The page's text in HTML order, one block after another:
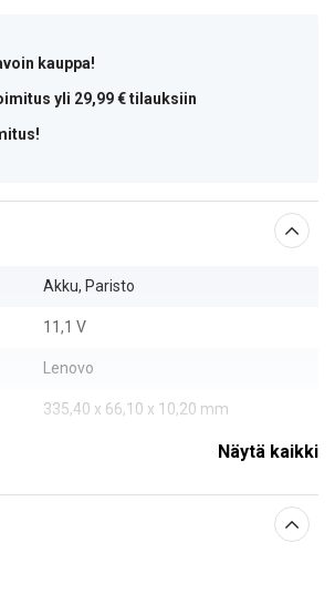
kauppa!
yli 29,99 € tilauksiin
Akku, Paristo
11,1 V
Lenovo
335,40 x 66,10 x 10,20 mm
Näytä kaikki